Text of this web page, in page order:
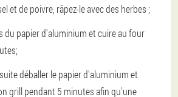
et de poivre, râpez-le avec des herbes ;
du papier d'aluminium et cuire au four
déballer le papier d'aluminium et
grill pendant 5 minutes afin qu'une